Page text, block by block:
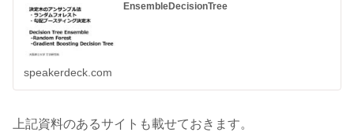
EnsembleDecisionTree
speakerdeck.com
上記資料のあるサイトも載せておきます。